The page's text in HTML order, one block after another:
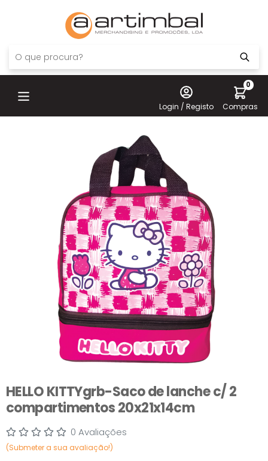
Login / Registo
0
Compras
HELLO KITTYgrb-Saco de lanche c/ 2
compartimentos 20x21x14cm
0 Avaliações
(Submeter a sua avaliação!)